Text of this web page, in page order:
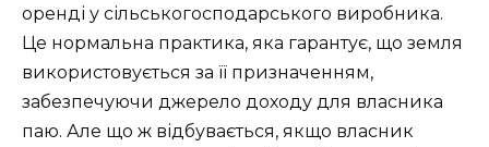
оренді у сільськогосподарського виробника.
Це нормальна практика, яка гарантує, що земля
використовується за її призначенням,
забезпечуючи джерело доходу для власника
паю. Але що ж відбувається, якщо власник